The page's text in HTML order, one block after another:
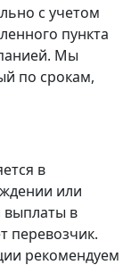
с учетом
пункта
Мы
по срокам,
в
или
выплаты в
перевозчик.
рекомендуем